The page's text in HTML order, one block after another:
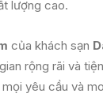
lượng cao.
của khách sạn
rộng rãi và
yêu cầu và